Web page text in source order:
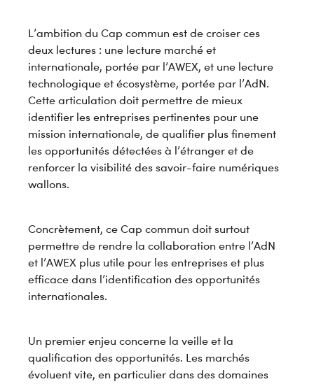
L’ambition du Cap commun est de croiser ces
deux lectures : une lecture marché et
internationale, portée par l’AWEX, et une lecture
technologique et écosystème, portée par l’AdN.
Cette articulation doit permettre de mieux
identifier les entreprises pertinentes pour une
mission internationale, de qualifier plus finement
les opportunités détectées à l’étranger et de
renforcer la visibilité des savoir-faire numériques
wallons.
Concrètement, ce Cap commun doit surtout
permettre de rendre la collaboration entre l’AdN
et l’AWEX plus utile pour les entreprises et plus
efficace dans l’identification des opportunités
internationales.
Un premier enjeu concerne la veille et la
qualification des opportunités. Les marchés
évoluent vite, en particulier dans des domaines